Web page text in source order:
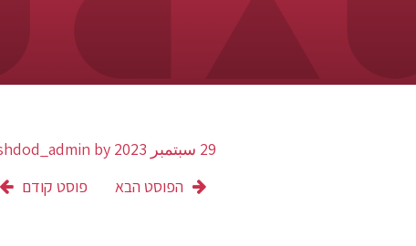
29 سبتمبر 2023 by
פוסט קודם
הפוסט הבא